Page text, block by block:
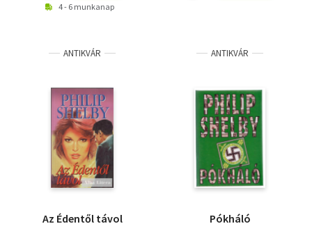
4 - 6 munkanap
ANTIKVÁR
Az Édentől távol
ANTIKVÁR
Pókháló